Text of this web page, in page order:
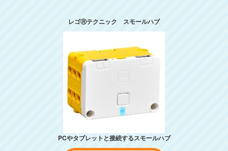
レゴⓇテクニック スモールハブ
PCやタブレットと接続するスモールハブ